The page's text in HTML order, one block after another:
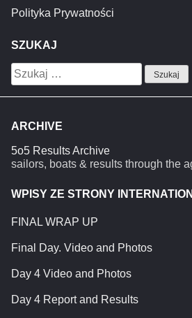
Polityka Prywatności
SZUKAJ
Szukaj:
ARCHIVE
5o5 Results Archive
sailors, boats & results through the
WPISY ZE STRONY
FINAL WRAP UP
Final Day. Video and Photos
Day 4 Video and Photos
Day 4 Report and Results